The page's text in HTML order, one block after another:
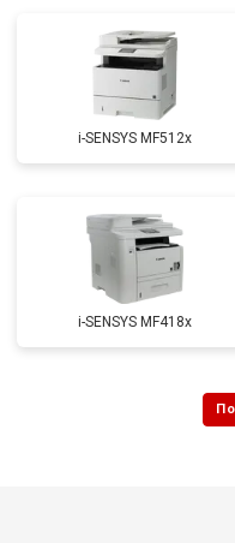
i-SENSYS MF512x
i-SENSYS MF418x